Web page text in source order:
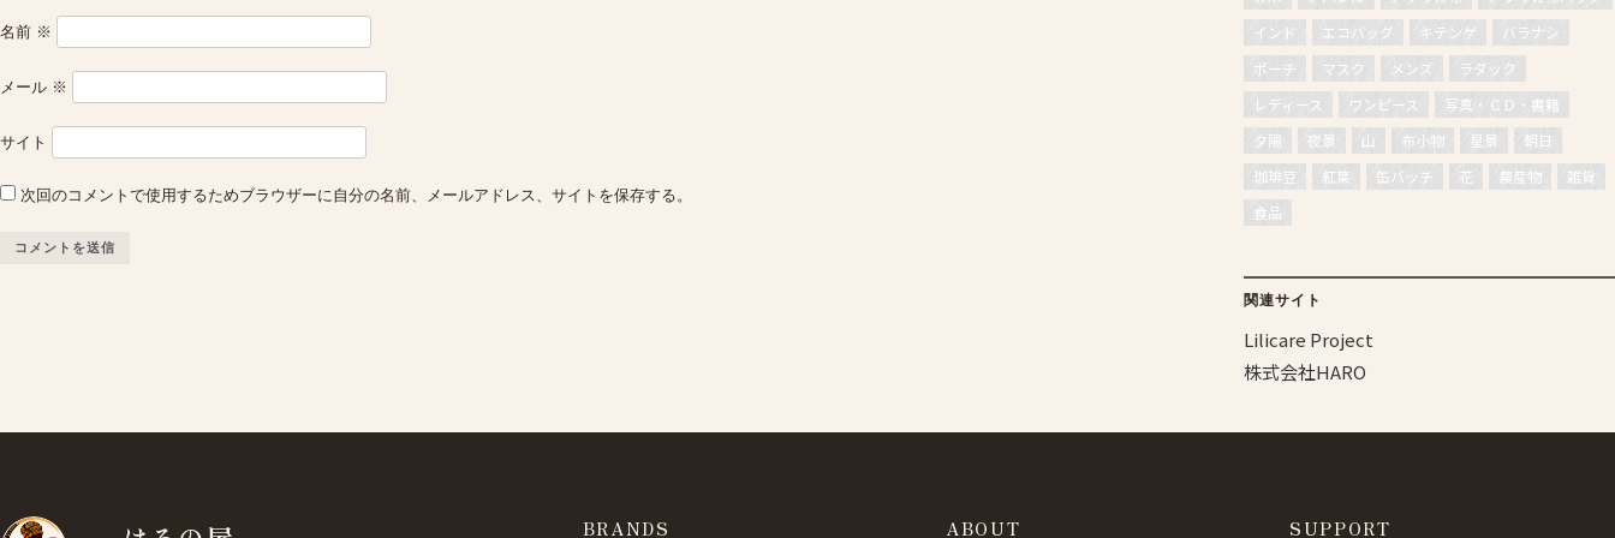
名前 ※
メール ※
サイト
次回のコメントで使用するためブラウザーに自分の名前、メールアドレス、サイトを保存する。
インド
エコバッグ キテンゲ
バラナシ
ポーチ
マスク メンズ
ラダック
レディース
ワンピース
写真・ＣＤ・書籍
夕陽
夜景 山 布小物 星景
朝日
珈琲豆
紅葉 缶バッチ 花 農産物
雑貨
食品
関連サイト
Lilicare Project
株式会社HARO
BRANDS ABOUT SUPPORT